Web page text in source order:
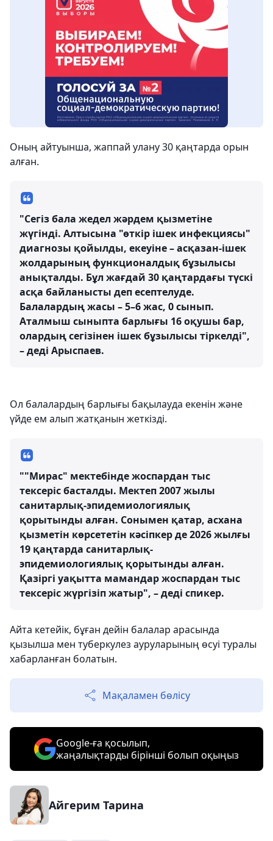
Оның айтуынша, жаппай улану 30 қаңтарда орын
алған.
"Сегіз бала жедел жәрдем қызметіне
жүгінді. Алтысына "өткір ішек инфекциясы"
диагнозы қойылды, екеуіне – асқазан-ішек
жолдарының функционалдық бұзылысы
анықталды. Бұл жағдай 30 қаңтардағы түскі
асқа байланысты деп есептелуде.
Балалардың жасы – 5–6 жас, 0 сынып.
Аталмыш сыныпта барлығы 16 оқушы бар,
олардың сегізінен ішек бұзылысы тіркелді",
– деді Арыспаев.
Ол балалардың барлығы бақылауда екенін және
үйде ем алып жатқанын жеткізді.
""Мирас" мектебінде жоспардан тыс
тексеріс басталды. Мектеп 2007 жылы
санитарлық-эпидемиологиялық
қорытынды алған. Сонымен қатар, асхана
қызметін көрсететін кәсіпкер де 2026 жылғы
19 қаңтарда санитарлық-
эпидемиологиялық қорытынды алған.
Қазіргі уақытта мамандар жоспардан тыс
тексеріс жүргізіп жатыр", – деді спикер.
Айта кетейік, бұған дейін балалар арасында
қызылша мен туберкулез ауруларының өсуі туралы
хабарланған болатын.
Мақаламен бөлісу
Google-ға қосылып,
жаңалықтарды бірінші болып оқыңыз
Айгерим Тарина